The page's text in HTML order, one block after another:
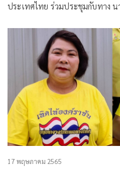
ประเทศไทย ร่วมประชุมกับทาง
นายก อบต.เขวาไร่ นายจอมสิง
กะมล ศรีบัวทอง กำนันตำบลเหล่า
17 พฤษภาคม 2565